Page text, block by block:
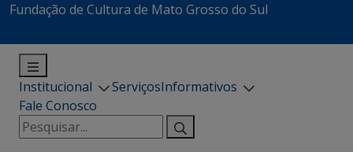
Fundação de Cultura de Mato Grosso do Sul
Institucional ServiçosInformativos
Fale Conosco
Pesquisar
por: